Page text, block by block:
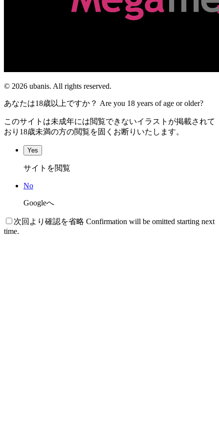
© 2026 ubanis. All rights reserved.
あなたは18歳以上ですか？ Are you 18 years of age or older?
このサイトは未成年には閲覧できないイラストが掲載されて
おり18歳未満の方の閲覧を固くお断りいたします。
Yes
サイトを閲覧
No
Googleへ
次回より確認を省略 Confirmation will be omitted starting next
time.